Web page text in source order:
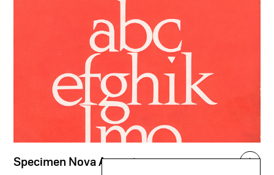
Specimen Nova Augustea 